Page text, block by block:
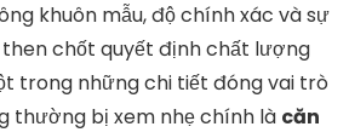
Khuôn
HS
–
Giải
khuôn mẫu, độ chính xác và sự
then chốt quyết định chất lượng
trong những chi tiết đóng vai trò
thường bị xem nhẹ chính là căn